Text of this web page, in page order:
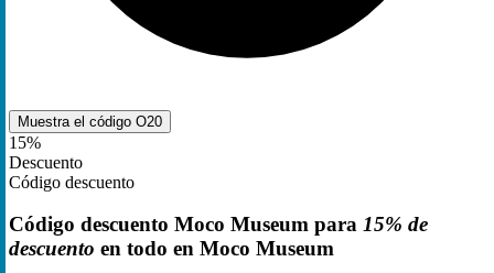
Muestra el código O20
15%
Descuento
Código descuento
Código descuento Moco Museum para 15% de
descuento en todo en Moco Museum